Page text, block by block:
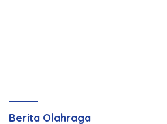
Berita Olahraga